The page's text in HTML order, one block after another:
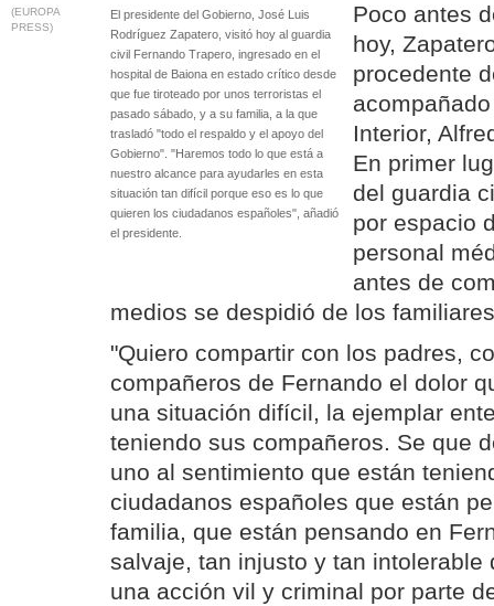
(EUROPA
PRESS)
El presidente del Gobierno, José Luis
Rodríguez Zapatero, visitó hoy al guardia
civil Fernando Trapero, ingresado en el
hospital de Baiona en estado crítico desde
que fue tiroteado por unos terroristas el
pasado sábado, y a su familia, a la que
trasladó "todo el respaldo y el apoyo del
Gobierno". "Haremos todo lo que está a
nuestro alcance para ayudarles en esta
situación tan difícil porque eso es lo que
quieren los ciudadanos españoles", añadió
el presidente.
Poco antes
hoy,
procedente
Interior,
En primer
del guardia
por espacio
personal
antes de
medios se despidió de los
"Quiero compartir con los padres,
compañeros de Fernando el dolor
una situación difícil, la ejemplar
teniendo sus compañeros. Se que
uno al sentimiento que están
ciudadanos españoles que están
familia, que están pensando en
salvaje, tan injusto y tan intolerable
una acción vil y criminal por parte